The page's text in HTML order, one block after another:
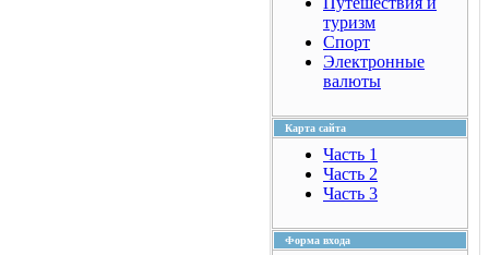
туризм
Спорт
Электронные
валюты
Карта сайта
Часть 1
Часть 2
Часть 3
Форма входа